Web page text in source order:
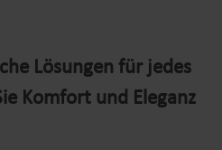
Lösungen für jedes
Komfort und Eleganz